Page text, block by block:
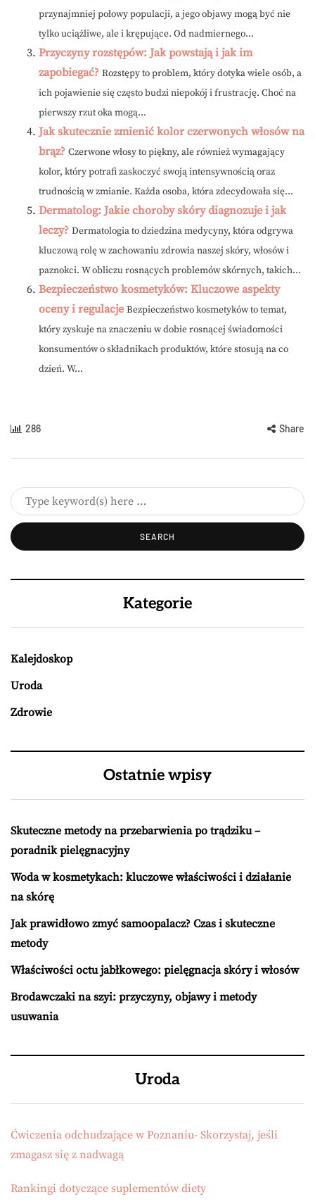
przynajmniej połowy populacji, a jego objawy mogą być nie
tylko uciążliwe, ale i krępujące. Od nadmiernego...
Przyczyny rozstępów: Jak powstają i jak im
zapobiegać? Rozstępy to problem, który dotyka wiele osób, a
ich pojawienie się często budzi niepokój i frustrację. Choć na
pierwszy rzut oka mogą...
Jak skutecznie zmienić kolor czerwonych włosów na
brąz? Czerwone włosy to piękny, ale również wymagający
kolor, który potrafi zaskoczyć swoją intensywnością oraz
trudnością w zmianie. Każda osoba, która zdecydowała się...
Dermatolog: Jakie choroby skóry diagnozuje i jak
leczy? Dermatologia to dziedzina medycyny, która odgrywa
kluczową rolę w zachowaniu zdrowia naszej skóry, włosów i
paznokci. W obliczu rosnących problemów skórnych, takich...
Bezpieczeństwo kosmetyków: Kluczowe aspekty
oceny i regulacje Bezpieczeństwo kosmetyków to temat,
który zyskuje na znaczeniu w dobie rosnącej świadomości
konsumentów o składnikach produktów, które stosują na co
dzień. W...
286 Share
Kategorie
Kalejdoskop
Uroda
Zdrowie
Ostatnie wpisy
Skuteczne metody na przebarwienia po trądziku –
poradnik pielęgnacyjny
Woda w kosmetykach: kluczowe właściwości i działanie
na skórę
Jak prawidłowo zmyć samoopalacz? Czas i skuteczne
metody
Właściwości octu jabłkowego: pielęgnacja skóry i włosów
Brodawczaki na szyi: przyczyny, objawy i metody
usuwania
Uroda
Ćwiczenia odchudzające w Poznaniu- Skorzystaj, jeśli
zmagasz się z nadwagą
Rankingi dotyczące suplementów diety